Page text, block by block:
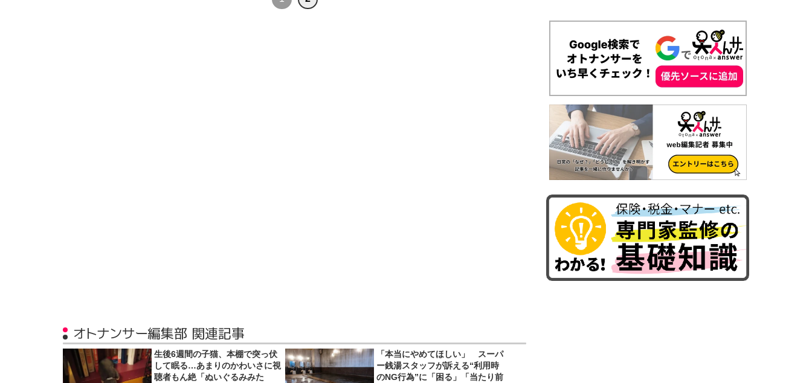
オトナンサー編集部 関連記事
生後6週間の子猫、本棚で突っ伏
して眠る…あまりのかわいさに視
聴者もん絶「ぬいぐるみみた
「本当にやめてほしい」 スーパ
ー銭湯スタッフが訴える“利用時
のNG行為”に「困る」「当たり前